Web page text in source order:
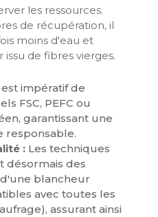
les ressources.
de récupération, il
moins d'eau et
de fibres vierges.
impératif de
FSC, PEFC ou
garantissant une
responsable.
:Les techniques
désormais des
blancheur
avec toutes les
assurant ainsi